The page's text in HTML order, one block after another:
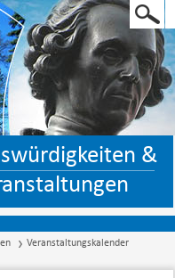
&
Veranstaltungskalender